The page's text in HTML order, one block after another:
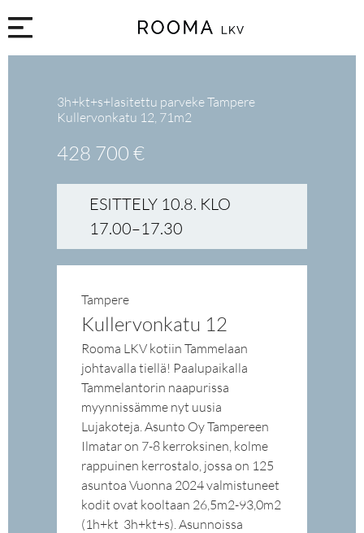
3h+kt+s+lasitettu parveke Tampere
Kullervonkatu 12, 71m2
428 700 €
ESITTELY 10.8. KLO
17.00–17.30
Tampere
Kullervonkatu 12
Rooma LKV kotiin Tammelaan
johtavalla tiellä! Paalupaikalla
Tammelantorin naapurissa
myynnissämme nyt uusia
Lujakoteja. Asunto Oy Tampereen
Ilmatar on 7-8 kerroksinen, kolme
rappuinen kerrostalo, jossa on 125
asuntoa Vuonna 2024 valmistuneet
kodit ovat kooltaan 26,5m2-93,0m2
(1h+kt  3h+kt+s). Asunnoissa